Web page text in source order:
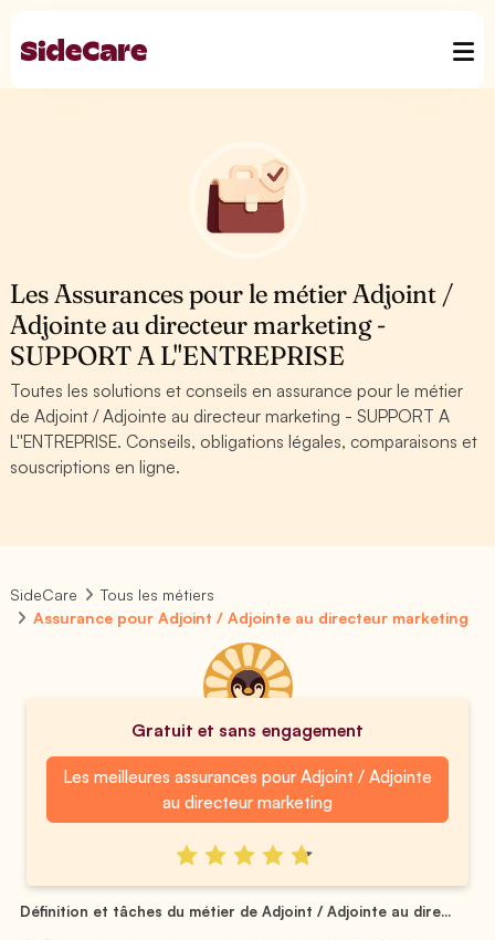
Les Assurances pour le métier Adjoint /
Adjointe au directeur marketing -
SUPPORT A L''ENTREPRISE
Toutes les solutions et conseils en assurance pour le métier
de Adjoint / Adjointe au directeur marketing - SUPPORT A
L''ENTREPRISE. Conseils, obligations légales, comparaisons et
souscriptions en ligne.
SideCare
Tous les métiers
Assurance pour Adjoint / Adjointe au directeur marketing
Gratuit et sans engagement
Les meilleures assurances pour Adjoint / Adjointe
au directeur marketing
Définition et tâches du métier de Adjoint / Adjointe au dire...